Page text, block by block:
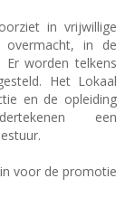
in vrijwillige
overmacht, in de
Er worden telkens
Het Lokaal
en de opleiding
een
voor de promotie